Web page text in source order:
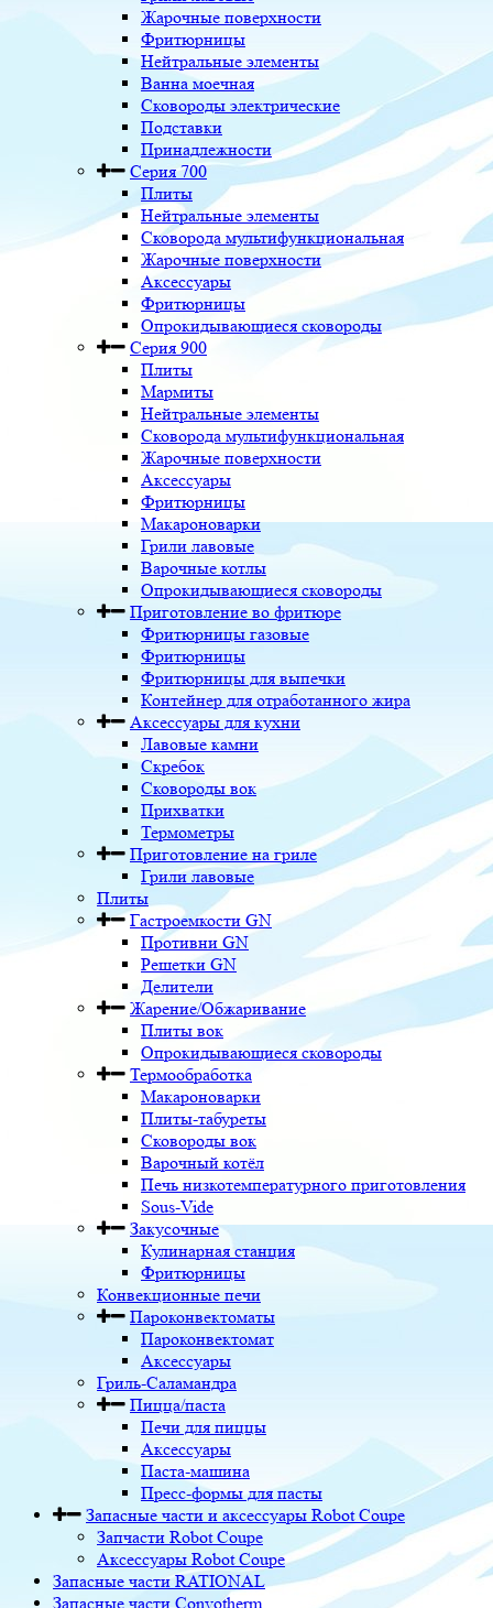
Жарочные поверхности
Фритюрницы
Нейтральные элементы
Ванна моечная
Сковороды электрические
Подставки
Принадлежности
Серия 700
Плиты
Нейтральные элементы
Сковорода мультифункциональная
Жарочные поверхности
Аксессуары
Фритюрницы
Опрокидывающиеся сковороды
Серия 900
Плиты
Мармиты
Нейтральные элементы
Сковорода мультифункциональная
Жарочные поверхности
Аксессуары
Фритюрницы
Макароноварки
Грили лавовые
Варочные котлы
Опрокидывающиеся сковороды
Приготовление во фритюре
Фритюрницы газовые
Фритюрницы
Фритюрницы для выпечки
Контейнер для отработанного жира
Аксессуары для кухни
Лавовые камни
Скребок
Сковороды вок
Прихватки
Термометры
Приготовление на гриле
Грили лавовые
Плиты
Гастроемкости GN
Противни GN
Решетки GN
Делители
Жарение/Обжаривание
Плиты вок
Опрокидывающиеся сковороды
Термообработка
Макароноварки
Плиты-табуреты
Сковороды вок
Варочный котёл
Печь низкотемпературного приготовления
Sous-Vide
Закусочные
Кулинарная станция
Фритюрницы
Конвекционные печи
Пароконвектоматы
Пароконвектомат
Аксессуары
Гриль-Саламандра
Пицца/паста
Печи для пиццы
Аксессуары
Паста-машина
Пресс-формы для пасты
Запасные части и аксессуары Robot Coupe
Запчасти Robot Coupe
Аксессуары Robot Coupe
Запасные части RATIONAL
Запасные части Convotherm